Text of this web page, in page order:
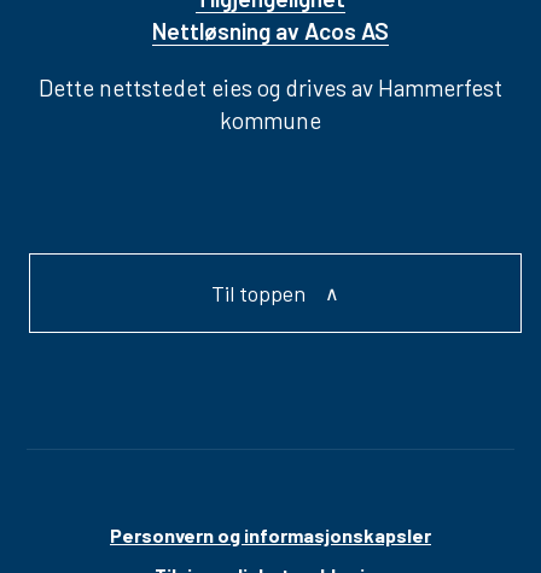
Nettløsning av Acos AS
Dette nettstedet eies og drives av Hammerfest
kommune
Til toppen
Personvern og informasjonskapsler